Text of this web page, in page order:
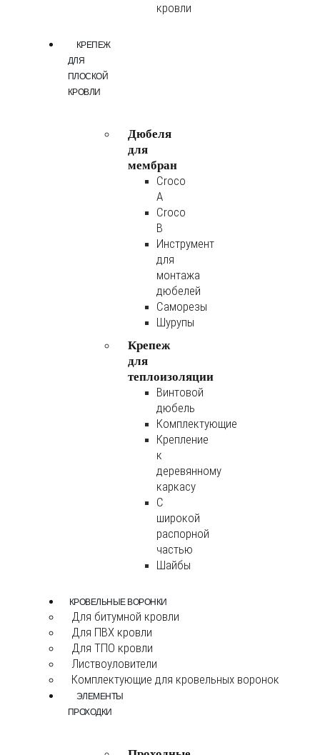
кровли
КРЕПЕЖ
ДЛЯ
ПЛОСКОЙ
КРОВЛИ
Дюбеля
для
мембран
Croco
A
Croco
B
Инструмент
для
монтажа
дюбелей
Саморезы
Шурупы
Крепеж
для
теплоизоляции
Винтовой
дюбель
Комплектующие
Крепление
к
деревянному
каркасу
С
широкой
распорной
частью
Шайбы
КРОВЕЛЬНЫЕ ВОРОНКИ
Для битумной кровли
Для ПВХ кровли
Для ТПО кровли
Листвоуловители
Комплектующие для кровельных воронок
ЭЛЕМЕНТЫ
ПРОХОДКИ